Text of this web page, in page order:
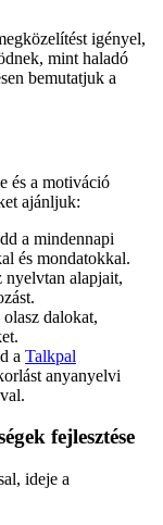
igényel,
mint haladó
bemutatjuk a
és a motiváció
ajánljuk:
a mindennapi
és mondatokkal.
nyelvtan alapjait,
dalokat,
a Talkpal
anyanyelvi
fejlesztése
ideje a